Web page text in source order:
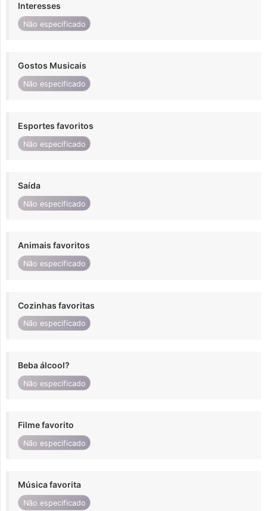
Interesses
Não especificado
Gostos Musicais
Não especificado
Esportes favoritos
Não especificado
Saída
Não especificado
Animais favoritos
Não especificado
Cozinhas favoritas
Não especificado
Beba álcool?
Não especificado
Filme favorito
Não especificado
Música favorita
Não especificado